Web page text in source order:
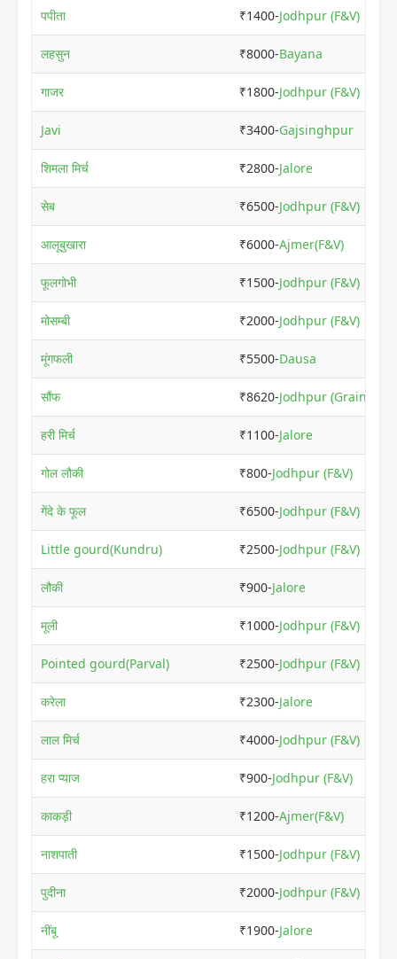
पपीता ₹1400-Jodhpur (F&V)
लहसुन ₹8000-Bayana
गाजर ₹1800-Jodhpur (F&V)
Javi ₹3400-Gajsinghpur
शिमला मिर्च ₹2800-Jalore
सेब ₹6500-Jodhpur (F&V)
आलूबुखारा ₹6000-Ajmer(F&V)
फूलगोभी ₹1500-Jodhpur (F&V)
मोसम्बी ₹2000-Jodhpur (F&V)
मूंगफली ₹5500-Dausa
सौंफ ₹8620-Jodhpur (Grain)
हरी मिर्च ₹1100-Jalore
गोल लौकी ₹800-Jodhpur (F&V)
गेंदे के फूल ₹6500-Jodhpur (F&V)
Little gourd(Kundru) ₹2500-Jodhpur (F&V)
लौकी ₹900-Jalore
मूली ₹1000-Jodhpur (F&V)
Pointed gourd(Parval) ₹2500-Jodhpur (F&V)
करेला ₹2300-Jalore
लाल मिर्च ₹4000-Jodhpur (F&V)
हरा प्याज ₹900-Jodhpur (F&V)
काकड़ी ₹1200-Ajmer(F&V)
नाशपाती ₹1500-Jodhpur (F&V)
पुदीना ₹2000-Jodhpur (F&V)
नींबू ₹1900-Jalore